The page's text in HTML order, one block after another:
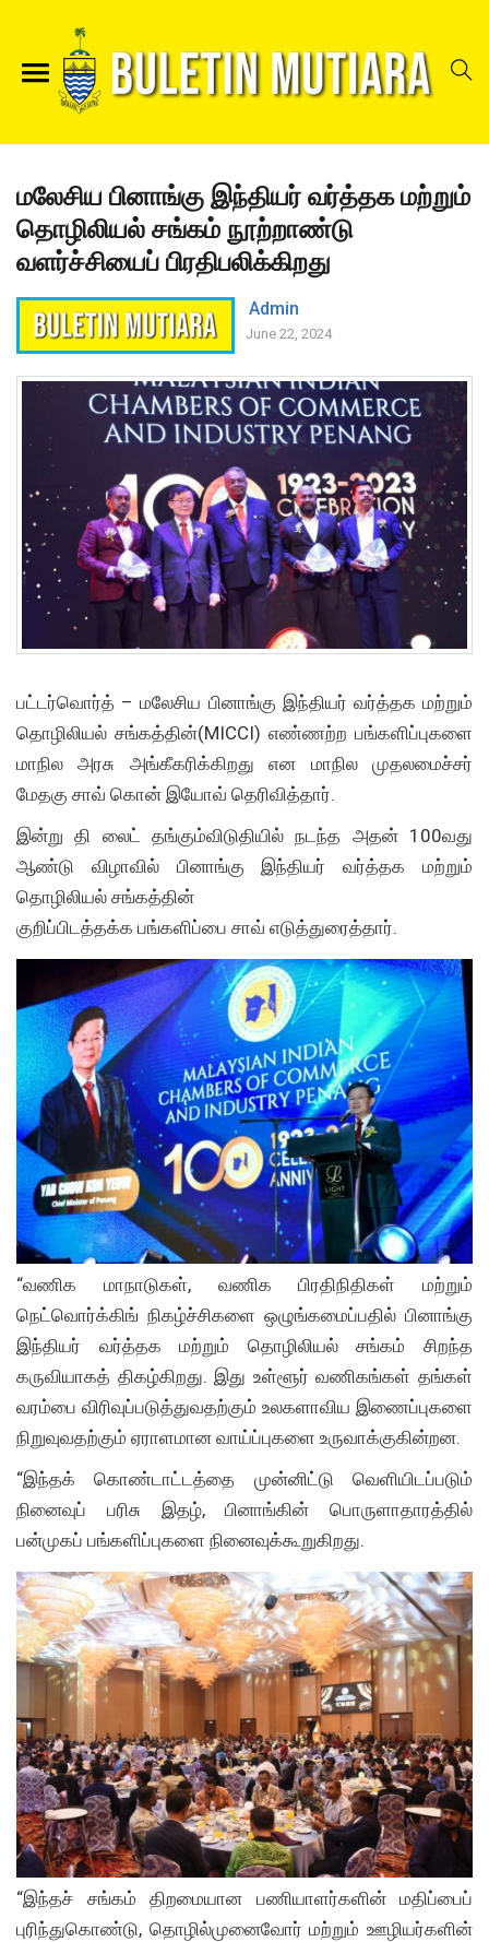
மலேசிய பினாங்கு இந்தியர் வர்த்தக மற்றும்
தொழிலியல் சங்கம் நூற்றாண்டு
வளர்ச்சியைப் பிரதிபலிக்கிறது
Admin
June 22, 2024
பட்டர்வொர்த் – மலேசிய பினாங்கு இந்தியர் வர்த்தக மற்றும்
தொழிலியல் சங்கத்தின்(MICCI) எண்ணற்ற பங்களிப்புகளை
மாநில அரசு அங்கீகரிக்கிறது என மாநில முதலமைச்சர்
மேதகு சாவ் கொன் இயோவ் தெரிவித்தார்.
இன்று தி லைட் தங்கும்விடுதியில் நடந்த அதன் 100வது
ஆண்டு விழாவில் பினாங்கு இந்தியர் வர்த்தக மற்றும்
தொழிலியல் சங்கத்தின்
குறிப்பிடத்தக்க பங்களிப்பை சாவ் எடுத்துரைத்தார்.
“வணிக மாநாடுகள், வணிக பிரதிநிதிகள் மற்றும்
நெட்வொர்க்கிங் நிகழ்ச்சிகளை ஒழுங்கமைப்பதில் பினாங்கு
இந்தியர் வர்த்தக மற்றும் தொழிலியல் சங்கம் சிறந்த
கருவியாகத் திகழ்கிறது. இது உள்ளூர் வணிகங்கள் தங்கள்
வரம்பை விரிவுப்படுத்துவதற்கும் உலகளாவிய இணைப்புகளை
நிறுவுவதற்கும் ஏராளமான வாய்ப்புகளை உருவாக்குகின்றன.
“இந்தக் கொண்டாட்டத்தை முன்னிட்டு வெளியிடப்படும்
நினைவுப் பரிசு இதழ், பினாங்கின் பொருளாதாரத்தில்
பன்முகப் பங்களிப்புகளை நினைவுக்கூறுகிறது.
“இந்தச் சங்கம் திறமையான பணியாளர்களின் மதிப்பைப்
புரிந்துகொண்டு, தொழில்முனைவோர் மற்றும் ஊழியர்களின்